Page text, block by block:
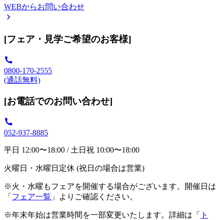
WEBからお問い合わせ
[フェア・見学ご希望のお客様]
0800-170-2555
(通話無料)
[お電話でのお問い合わせ]
052-937-8885
平日 12:00〜18:00 / 土日祝 10:00〜18:00
火曜日・水曜日定休 (祝日の場合は営業)
※火・水曜もフェアを開催する場合がございます。開催日は
「 フェア一覧 」よりご確認ください。
※年末年始は営業時間を一部変更いたします。詳細は「
ト